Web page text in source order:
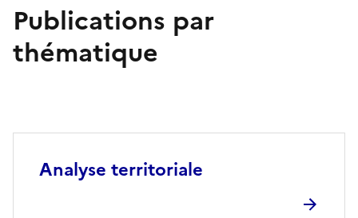
Publications par
thématique
Analyse territoriale